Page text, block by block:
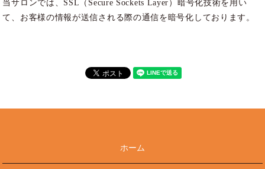
当サロンでは、SSL（Secure Sockets Layer）暗号化技術を用い
て、お客様の情報が送信される際の通信を暗号化しております。
ホーム